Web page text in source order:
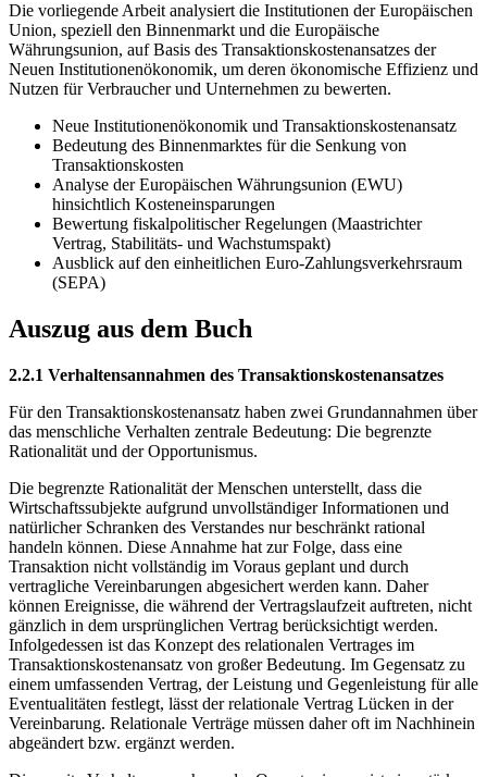
Die vorliegende Arbeit analysiert die Institutionen der Europäischen
Union, speziell den Binnenmarkt und die Europäische
Währungsunion, auf Basis des Transaktionskostenansatzes der
Neuen Institutionenökonomik, um deren ökonomische Effizienz und
Nutzen für Verbraucher und Unternehmen zu bewerten.
Neue Institutionenökonomik und Transaktionskostenansatz
Bedeutung des Binnenmarktes für die Senkung von
Transaktionskosten
Analyse der Europäischen Währungsunion (EWU)
hinsichtlich Kosteneinsparungen
Bewertung fiskalpolitischer Regelungen (Maastrichter
Vertrag, Stabilitäts- und Wachstumspakt)
Ausblick auf den einheitlichen Euro-Zahlungsverkehrsraum
(SEPA)
Auszug aus dem Buch
2.2.1 Verhaltensannahmen des Transaktionskostenansatzes
Für den Transaktionskostenansatz haben zwei Grundannahmen über
das menschliche Verhalten zentrale Bedeutung: Die begrenzte
Rationalität und der Opportunismus.
Die begrenzte Rationalität der Menschen unterstellt, dass die
Wirtschaftssubjekte aufgrund unvollständiger Informationen und
natürlicher Schranken des Verstandes nur beschränkt rational
handeln können. Diese Annahme hat zur Folge, dass eine
Transaktion nicht vollständig im Voraus geplant und durch
vertragliche Vereinbarungen abgesichert werden kann. Daher
können Ereignisse, die während der Vertragslaufzeit auftreten, nicht
gänzlich in dem ursprünglichen Vertrag berücksichtigt werden.
Infolgedessen ist das Konzept des relationalen Vertrages im
Transaktionskostenansatz von großer Bedeutung. Im Gegensatz zu
einem umfassenden Vertrag, der Leistung und Gegenleistung für alle
Eventualitäten festlegt, lässt der relationale Vertrag Lücken in der
Vereinbarung. Relationale Verträge müssen daher oft im Nachhinein
abgeändert bzw. ergänzt werden.